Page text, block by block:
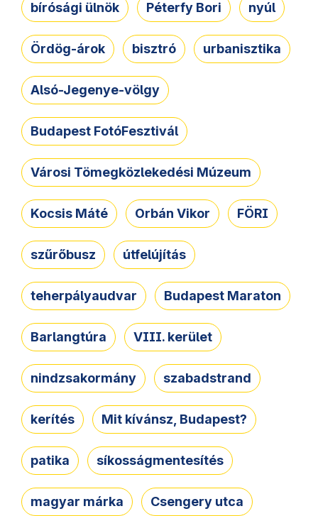
bírósági ülnök Péterfy Bori nyúl
Ördög-árok bisztró urbanisztika
Alsó-Jegenye-völgy
Budapest FotóFesztivál
Városi Tömegközlekedési Múzeum
Kocsis Máté Orbán Vikor FÖRI
szűrőbusz útfelújítás
teherpályaudvar Budapest Maraton
Barlangtúra VIII. kerület
nindzsakormány szabadstrand
kerítés Mit kívánsz, Budapest?
patika síkosságmentesítés
magyar márka Csengery utca